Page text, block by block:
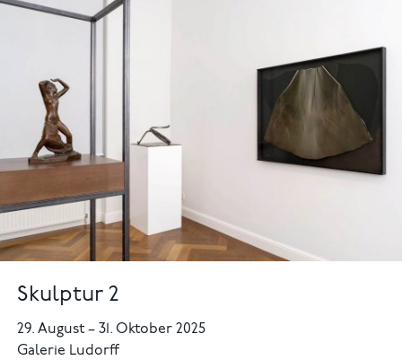
Skulptur 2
29. August–31. Oktober 2025
Galerie Ludorff